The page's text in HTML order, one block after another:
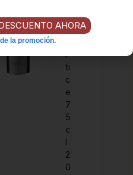
o
V
r
ti
c
e
7
5
c
l
2
0
AHORA
la promoción.